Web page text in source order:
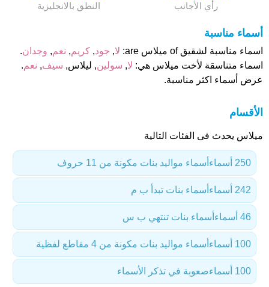
النطق بالانجليزية رأي الأجانب
أسماء مناسبة
اسماء مناسبة لشقيق of ميلاس are: لا, جود, كريم, نعم, وجدان.
اسماء متناسقة لأخت ميلاس هي: لا, سولين, ليلاس, سيف, نعم.
عرض أسماء اكثر مناسبة.
الأقسام
ميلاس يحدث فى الفئات التالية
أسماء مواليد بنات مكونة من 11 حروف 250 أسماء
أسماء بنات تبدأ ب م 242 أسماء
أسماء بنات تنتهي ب س 46 أسماء
أسماء مواليد بنات مكونة من 4 مقاطع لفظية 100 أسماء
صعوبة في تذكر الأسماء 100 أسماء